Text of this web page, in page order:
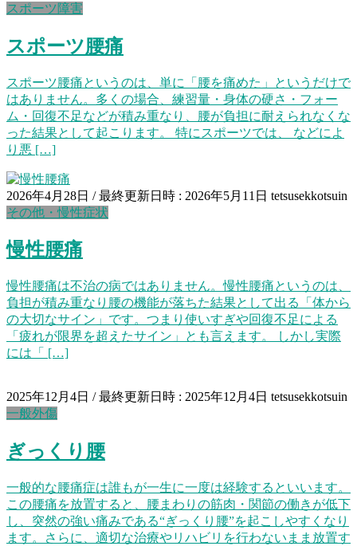
スポーツ障害
スポーツ腰痛
スポーツ腰痛というのは、単に「腰を痛めた」というだけで
はありません。多くの場合、練習量・身体の硬さ・フォー
ム・回復不足などが積み重なり、腰が負担に耐えられなくな
った結果として起こります。 特にスポーツでは、 などによ
り悪 […]
2026年4月28日 / 最終更新日時 : 2026年5月11日 tetsusekkotsuin
その他・慢性症状
慢性腰痛
慢性腰痛は不治の病ではありません。慢性腰痛というのは、
負担が積み重なり腰の機能が落ちた結果として出る「体から
の大切なサイン」です。つまり使いすぎや回復不足による
「疲れが限界を超えたサイン」とも言えます。 しかし実際
には「 […]
2025年12月4日 / 最終更新日時 : 2025年12月4日 tetsusekkotsuin
一般外傷
ぎっくり腰
一般的な腰痛症は誰もが一生に一度は経験するといいます。
この腰痛を放置すると、腰まわりの筋肉・関節の働きが低下
し、突然の強い痛みである“ぎっくり腰”を起こしやすくなり
ます。さらに、適切な治療やリハビリを行わないまま放置す